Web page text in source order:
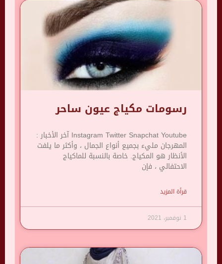
رسومات مكياج عيون ساحر
Instagram Twitter Snapchat Youtube آخر الأخبار :
المهرجان مليء بجميع أنواع الجمال ، وأكثر ما يلفت
الأنظار هو المكياج. خاصة بالنسبة للماكياج
الاحتفالي ، فإن
قرأة المزيد
1 نوفمبر، 2021